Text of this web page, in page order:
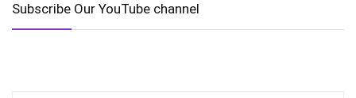
Subscribe Our YouTube channel